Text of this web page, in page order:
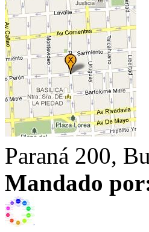
Paraná 200,
Mandado